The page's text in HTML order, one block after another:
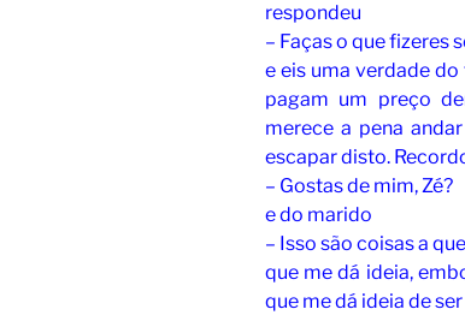
respondeu
– Faças o que fizeres
e eis uma verdade
pagam um preço
merece a pena
escapar disto.
– Gostas de mim, Zé?
e do marido
– Isso são coisas a
que me dá ideia,
que me dá ideia de